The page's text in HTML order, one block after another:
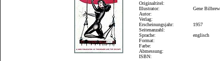
Originaltitel:
Illustrator:
Autor:
Verlag:
Erscheinungsjahr:
Seitenanzahl:
Sprache:
Format:
Farbe:
Abmessung:
ISBN:
Gene Bilbrew
1957
englisch